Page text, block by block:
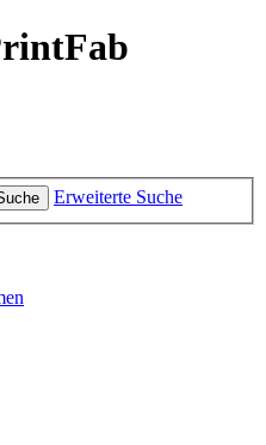
Erweiterte Suche